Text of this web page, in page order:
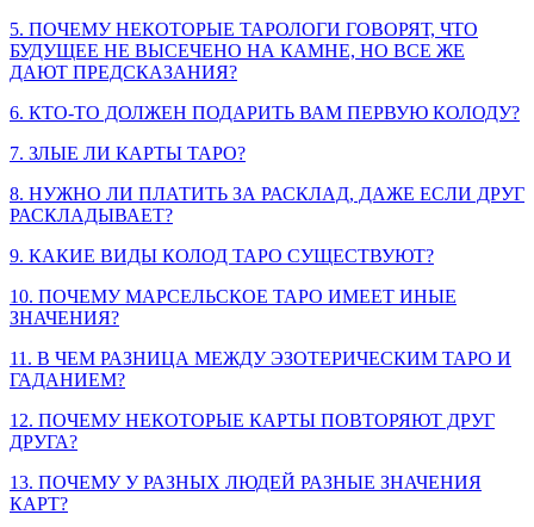
5. ПОЧЕМУ НЕКОТОРЫЕ ТАРОЛОГИ ГОВОРЯТ, ЧТО
БУДУЩЕЕ НЕ ВЫСЕЧЕНО НА КАМНЕ, НО ВСЕ ЖЕ
ДАЮТ ПРЕДСКАЗАНИЯ?
6. КТО-ТО ДОЛЖЕН ПОДАРИТЬ ВАМ ПЕРВУЮ КОЛОДУ?
7. ЗЛЫЕ ЛИ КАРТЫ ТАРО?
8. НУЖНО ЛИ ПЛАТИТЬ ЗА РАСКЛАД, ДАЖЕ ЕСЛИ ДРУГ
РАСКЛАДЫВАЕТ?
9. КАКИЕ ВИДЫ КОЛОД ТАРО СУЩЕСТВУЮТ?
10. ПОЧЕМУ МАРСЕЛЬСКОЕ ТАРО ИМЕЕТ ИНЫЕ
ЗНАЧЕНИЯ?
11. В ЧЕМ РАЗНИЦА МЕЖДУ ЭЗОТЕРИЧЕСКИМ ТАРО И
ГАДАНИЕМ?
12. ПОЧЕМУ НЕКОТОРЫЕ КАРТЫ ПОВТОРЯЮТ ДРУГ
ДРУГА?
13. ПОЧЕМУ У РАЗНЫХ ЛЮДЕЙ РАЗНЫЕ ЗНАЧЕНИЯ
КАРТ?